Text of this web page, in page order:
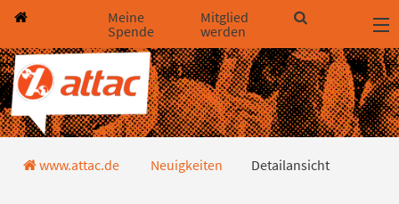
Direkt zum Hauptinhalt springen
Direkt zur Haupt-Navigation springen
Direkt zur Service-Navigation springen
Direkt zur Footer-Navigation springen
Direkt zum Footerinhalt springen
Meine
Spende
Mitglied
werden
Detailansicht
www.attac.de Neuigkeiten Detailansicht